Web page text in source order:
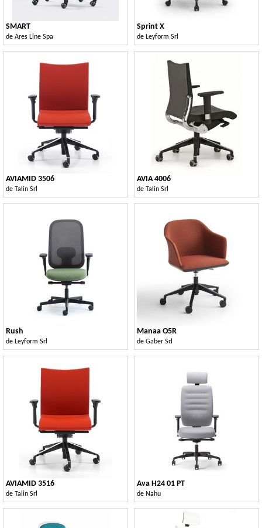
SMART
de Ares Line Spa
Sprint X
de Leyform Srl
AVIAMID 3506
de Talin Srl
AVIA 4006
de Talin Srl
Rush
de Leyform Srl
Manaa O5R
de Gaber Srl
AVIAMID 3516
de Talin Srl
Ava H24 01 PT
de Nahu